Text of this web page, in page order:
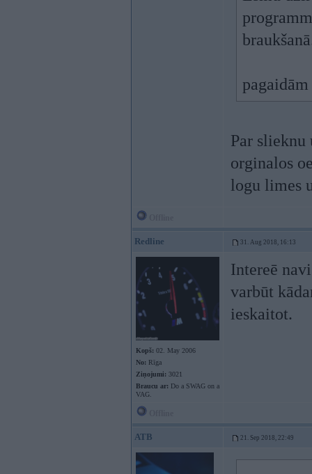
Par
orginalos
logu limes
Redline 31. Aug 2018, 16:13
Kopš: 02. May 2006
No: Rīga
Ziņojumi: 3021
Braucu ar: Do a SWAG on a
VAG.
Intereē
varbūt
ieskaitot.
ATB 21. Sep 2018, 22:49